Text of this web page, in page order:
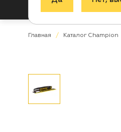
Каталог Акции
Главная Каталог Champion